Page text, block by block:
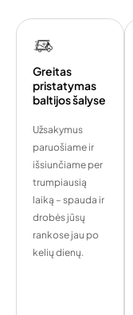
Greitas
pristatymas
baltijos šalyse
Užsakymus
paruošiame ir
išsiunčiame per
trumpiausią
laiką – spauda ir
drobės jūsų
rankose jau po
kelių dienų.